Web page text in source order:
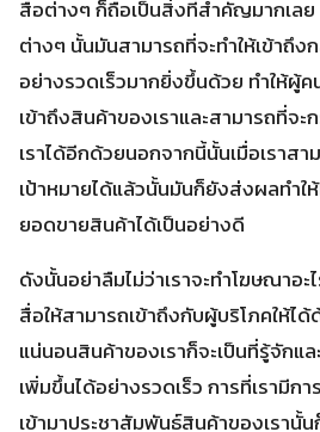
สื่อต่างๆ ก็ถือเป็นสิ่งที่สำคัญมากเลย
ต่างๆ นั้นมันสามารถที่จะทำให้เข้าถึง
อย่างรวดเร็วมากยิ่งขึ้นด้วย ทำให้ผู้
เข้าถึงสินค้าของเราและสามารถที่จ
เราได้อีกด้วยนอกจากนี้นั้นเมื่อเราสา
เป้าหมายได้แล้วนั้นมันก็ยังส่งผลทำใ
ยอดขายสินค้าได้เป็นอย่างดี
ดังนั้นอย่าลืมไม่ว่าเราจะทำโฆษณาอะ
สื่อให้สามารถเข้าถึงกับผู้บริโภคให้ได้
แน่นอนสินค้าของเราก็จะเป็นที่รู้จักแ
เพิ่มขึ้นได้อย่างรวดเร็ว การที่เรามีก
เข้ามาประชาสัมพันธ์สินค้าของเรานั้